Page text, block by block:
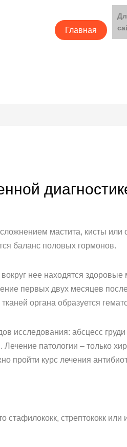
Главная
мастита, кисты или
баланс половых гормонов.
нее находятся
первых двух месяцев
органа образуется
исследования: абсцесс
патологии – только
пройти курс лечения
стафилококк, стрептококк или